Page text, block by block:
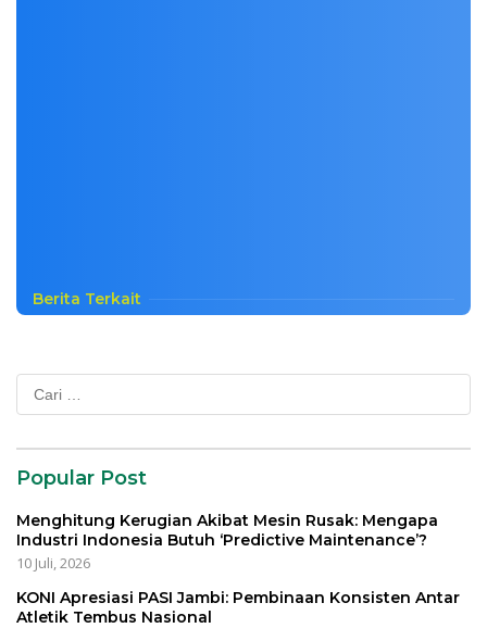
Berita Terkait
Popular Post
Menghitung Kerugian Akibat Mesin Rusak: Mengapa
Industri Indonesia Butuh ‘Predictive Maintenance’?
10 Juli, 2026
KONI Apresiasi PASI Jambi: Pembinaan Konsisten Antar
Atletik Tembus Nasional